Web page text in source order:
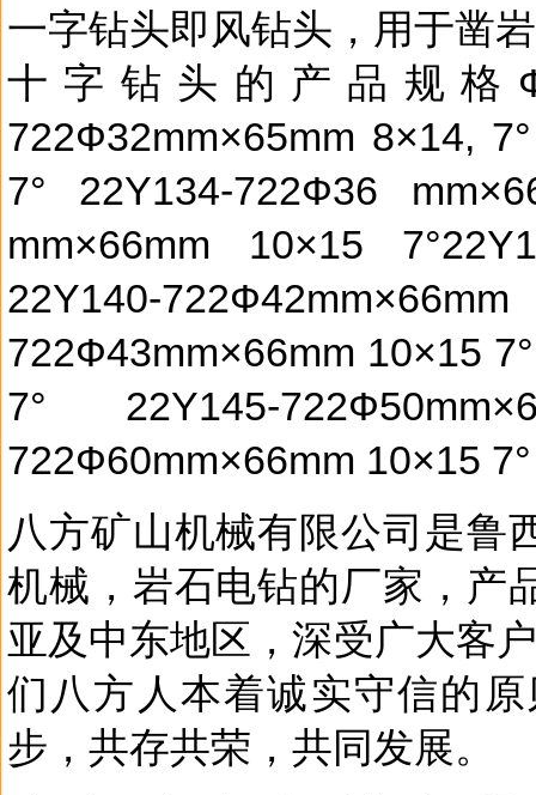
一字钻头即风钻头，用于凿
十字钻头的产品规格
722Ф32mm×65mm 8×14,
7° 22Y134-722Ф36
mm×66mm 10×15
22Y140-
722Ф43mm×66mm 10×15
7° 22Y145-
722Ф60mm×66mm 10×15
八方矿山机械有限公司是鲁
机械，岩石电钻的厂家，产
亚及中东地区，深受广大客
们八方人本着诚实守信的
步，共存共荣，共同发展。